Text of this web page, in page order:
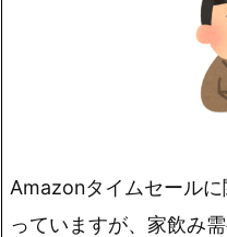
Amazonタイムセール
っていますが、家飲み